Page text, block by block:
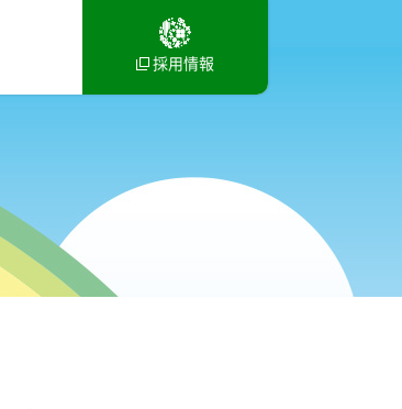
採用情報